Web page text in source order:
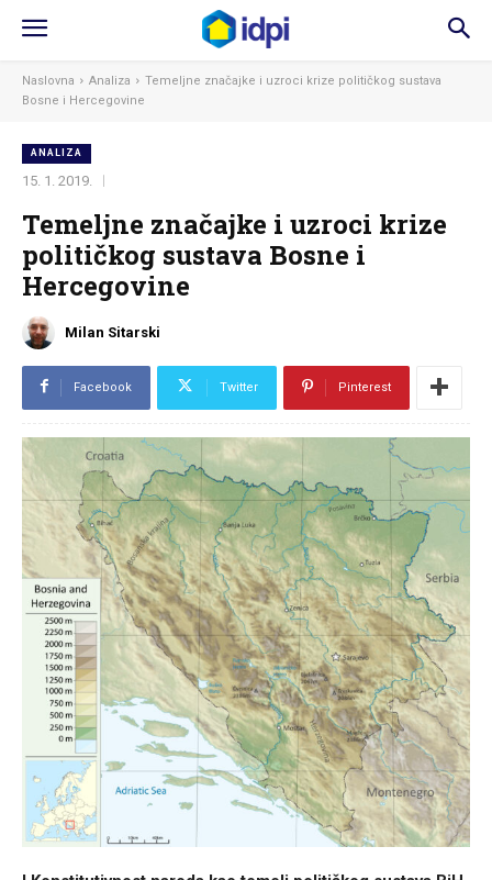
Naslovna Analiza
Temeljne značajke i uzroci krize političkog sustava
Bosne i Hercegovine
ANALIZA
15. 1. 2019.
Temeljne značajke i uzroci krize
političkog sustava Bosne i
Hercegovine
Milan Sitarski
Facebook Twitter Pinterest